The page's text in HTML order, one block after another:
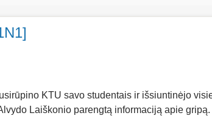
KTU savo studentais ir išsiuntinėjo
Laiškonio parengtą informaciją apie